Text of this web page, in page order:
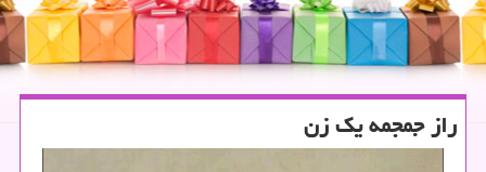
راز جمجمه یك زن